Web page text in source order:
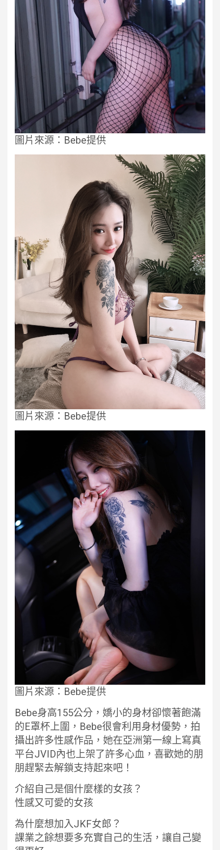
圖片來源：Bebe提供
圖片來源：Bebe提供
圖片來源：Bebe提供
Bebe身高155公分，嬌小的身材卻懷著飽滿
的E罩杯上圍，Bebe很會利用身材優勢，拍
攝出許多性感作品，她在亞洲第一線上寫真
平台JVID內也上架了許多心血，喜歡她的朋
朋趕緊去解鎖支持起來吧！
介紹自己是個什麼樣的女孩？
性感又可愛的女孩
為什麼想加入JKF女郎？
課業之餘想要多充實自己的生活，讓自己變